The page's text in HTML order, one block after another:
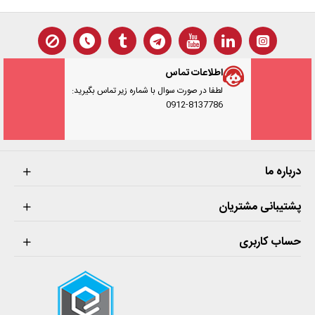
اطلاعات تماس
لطفا در صورت سوال با شماره زیر تماس بگیرید:
0912-8137786
درباره ما
پشتیبانی مشتریان
حساب کاربری